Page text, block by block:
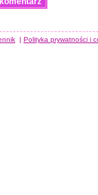
| Polityka prywatności i